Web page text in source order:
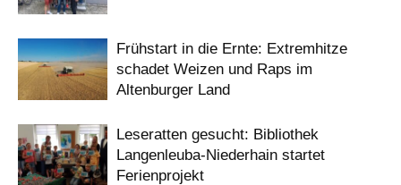
Frühstart in die Ernte: Extremhitze
schadet Weizen und Raps im
Altenburger Land
Leseratten gesucht: Bibliothek
Langenleuba-Niederhain startet
Ferienprojekt